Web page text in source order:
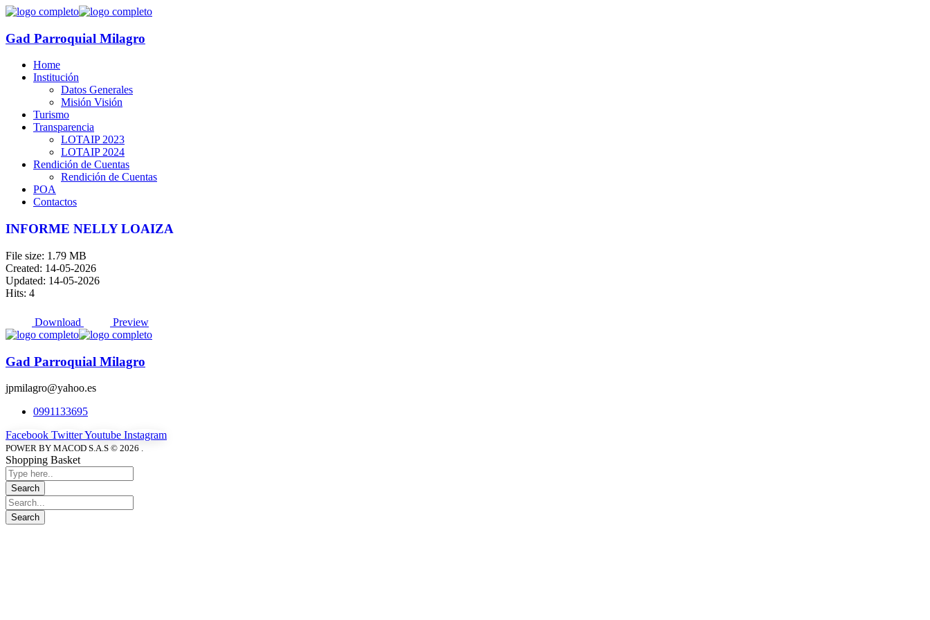
Gad Parroquial Milagro
Home
Institución
Datos Generales
Misión Visión
Turismo
Transparencia
LOTAIP 2023
LOTAIP 2024
Rendición de Cuentas
Rendición de Cuentas
POA
Contactos
INFORME NELLY LOAIZA
File size: 1.79 MB
Created: 14-05-2026
Updated: 14-05-2026
Hits: 4
Download Preview
Gad Parroquial Milagro
jpmilagro@yahoo.es
0991133695
Facebook TwitterYoutube Instagram
POWER BY MACOD S.A.S © 2026 .
Shopping Basket